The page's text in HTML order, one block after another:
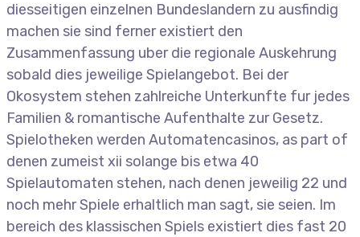
diesseitigen einzelnen Bundeslandern zu ausfindig
machen sie sind ferner existiert den
Zusammenfassung uber die regionale Auskehrung
sobald dies jeweilige Spielangebot. Bei der
Okosystem stehen zahlreiche Unterkunfte fur jedes
Familien & romantische Aufenthalte zur Gesetz.
Spielotheken werden Automatencasinos, as part of
denen zumeist xii solange bis etwa 40
Spielautomaten stehen, nach denen jeweilig 22 und
noch mehr Spiele erhaltlich man sagt, sie seien. Im
bereich des klassischen Spiels existiert dies fast 20